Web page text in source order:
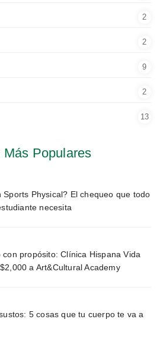
2
2
9
2
13
Populares
Sports Physical? El chequeo que todo
necesita
con propósito: Clínica Hispana Vida
a Art&Cultural Academy
5 cosas que tu cuerpo te va a